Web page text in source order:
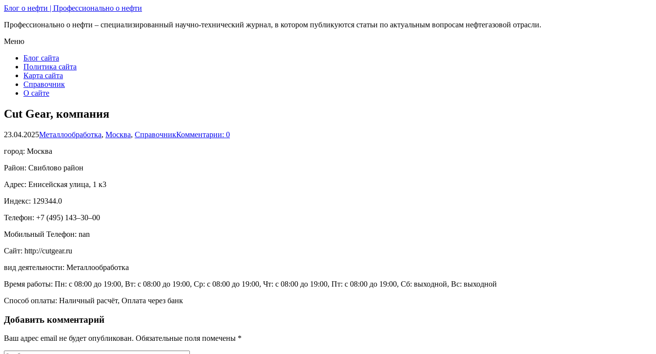
Блог о нефти | Профессионально о нефти
Профессионально о нефти – специализированный научно-технический журнал, в котором публикуются статьи по актуальным вопросам нефтегазовой отрасли.
Меню
Блог сайта
Политика сайта
Карта сайта
Справочник
О сайте
Cut Gear, компания
23.04.2025Металлообработка, Москва, СправочникКомментарии: 0
город: Москва
Район: Свиблово район
Адрес: Енисейская улица, 1 к3
Индекс: 129344.0
Телефон: +7 (495) 143‒30‒00
Мобильный Телефон: nan
Сайт: http://cutgear.ru
вид деятельности: Металлообработка
Время работы: Пн: с 08:00 до 19:00, Вт: с 08:00 до 19:00, Ср: с 08:00 до 19:00, Чт: с 08:00 до 19:00, Пт: с 08:00 до 19:00, Сб: выходной, Вс: выходной
Способ оплаты: Наличный расчёт, Оплата через банк
Добавить комментарий
Ваш адрес email не будет опубликован. Обязательные поля помечены *